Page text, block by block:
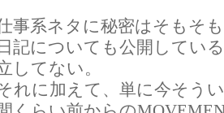
事系ネタに秘密はそもそ
日記についても公開してい
してない。
れに加えて、単に今そう